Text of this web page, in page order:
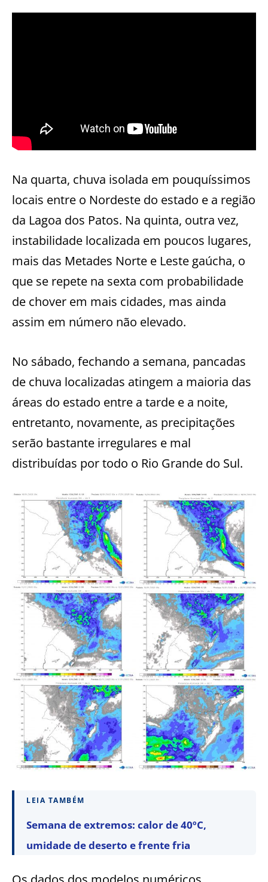
Na quarta, chuva isolada em pouquíssimos
locais entre o Nordeste do estado e a região
da Lagoa dos Patos. Na quinta, outra vez,
instabilidade localizada em poucos lugares,
mais das Metades Norte e Leste gaúcha, o
que se repete na sexta com probabilidade
de chover em mais cidades, mas ainda
assim em número não elevado.
No sábado, fechando a semana, pancadas
de chuva localizadas atingem a maioria das
áreas do estado entre a tarde e a noite,
entretanto, novamente, as precipitações
serão bastante irregulares e mal
distribuídas por todo o Rio Grande do Sul.
LEIA TAMBÉM
Semana de extremos: calor de 40ºC,
umidade de deserto e frente fria